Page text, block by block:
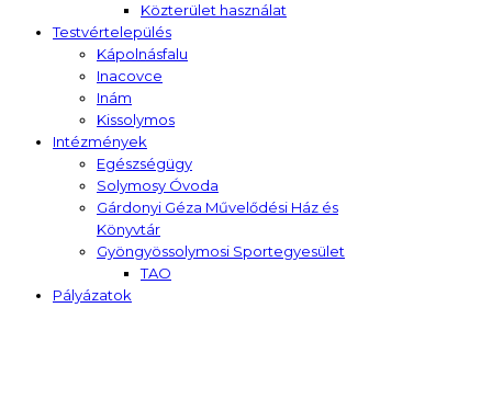
Közterület használat
Testvértelepülés
Kápolnásfalu
Inacovce
Inám
Kissolymos
Intézmények
Egészségügy
Solymosy Óvoda
Gárdonyi Géza Művelődési Ház és
Könyvtár
Gyöngyössolymosi Sportegyesület
TAO
Pályázatok